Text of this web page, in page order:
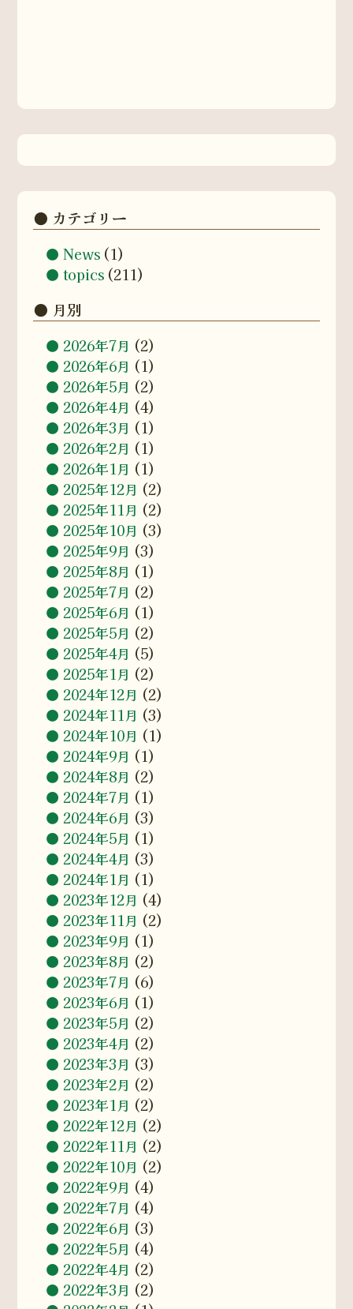
カテゴリー
News (1)
topics (211)
月別
2026年7月 (2)
2026年6月 (1)
2026年5月 (2)
2026年4月 (4)
2026年3月 (1)
2026年2月 (1)
2026年1月 (1)
2025年12月 (2)
2025年11月 (2)
2025年10月 (3)
2025年9月 (3)
2025年8月 (1)
2025年7月 (2)
2025年6月 (1)
2025年5月 (2)
2025年4月 (5)
2025年1月 (2)
2024年12月 (2)
2024年11月 (3)
2024年10月 (1)
2024年9月 (1)
2024年8月 (2)
2024年7月 (1)
2024年6月 (3)
2024年5月 (1)
2024年4月 (3)
2024年1月 (1)
2023年12月 (4)
2023年11月 (2)
2023年9月 (1)
2023年8月 (2)
2023年7月 (6)
2023年6月 (1)
2023年5月 (2)
2023年4月 (2)
2023年3月 (3)
2023年2月 (2)
2023年1月 (2)
2022年12月 (2)
2022年11月 (2)
2022年10月 (2)
2022年9月 (4)
2022年7月 (4)
2022年6月 (3)
2022年5月 (4)
2022年4月 (2)
2022年3月 (2)